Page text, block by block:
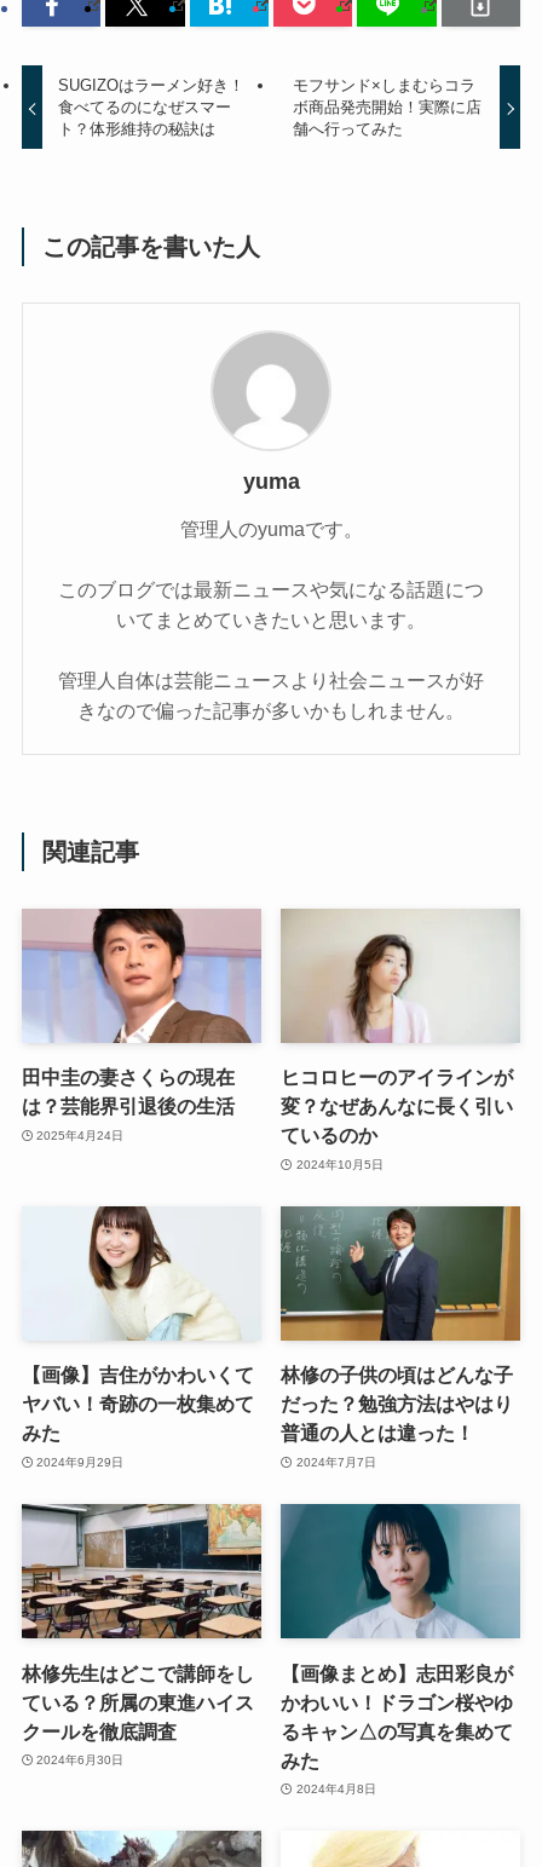
SUGIZOはラーメン好き！
食べてるのになぜスマー
ト？体形維持の秘訣は
モフサンド×しまむらコラ
ボ商品発売開始！実際に店
舗へ行ってみた
この記事を書いた人
yuma
管理人のyumaです。
このブログでは最新ニュースや気になる話題につ
いてまとめていきたいと思います。
管理人自体は芸能ニュースより社会ニュースが好
きなので偏った記事が多いかもしれません。
関連記事
田中圭の妻さくらの現在
は？芸能界引退後の生活
2025年4月24日
ヒコロヒーのアイラインが
変？なぜあんなに長く引い
ているのか
2024年10月5日
【画像】吉住がかわいくて
ヤバい！奇跡の一枚集めて
みた
2024年9月29日
林修の子供の頃はどんな子
だった？勉強方法はやはり
普通の人とは違った！
2024年7月7日
林修先生はどこで講師をし
ている？所属の東進ハイス
クールを徹底調査
2024年6月30日
【画像まとめ】志田彩良が
かわいい！ドラゴン桜やゆ
るキャン△の写真を集めて
みた
2024年4月8日